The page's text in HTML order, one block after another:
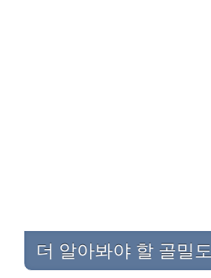
더 알아봐야 할 골밀